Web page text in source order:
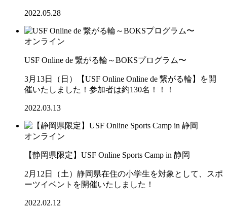
2022.05.28
オンライン
USF Online de 繋がる輪～BOKSプログラム〜
3月13日（日）【USF Online Online de 繋がる輪】を開
催いたしました！参加者は約130名！！！
2022.03.13
オンライン
【静岡県限定】USF Online Sports Camp in 静岡
2月12日（土）静岡県在住の小学生を対象として、スポ
ーツイベントを開催いたしました！
2022.02.12